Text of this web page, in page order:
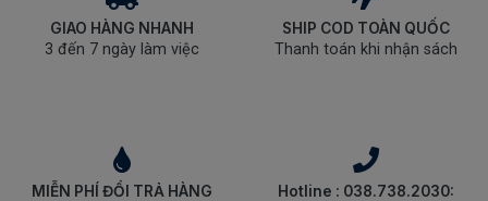
GIAO HÀNG NHANH
3 đến 7 ngày làm việc
SHIP COD TOÀN QUỐC
Thanh toán khi nhận sách
MIỄN PHÍ ĐỔI TRẢ HÀNG Hotline : 038.738.2030: